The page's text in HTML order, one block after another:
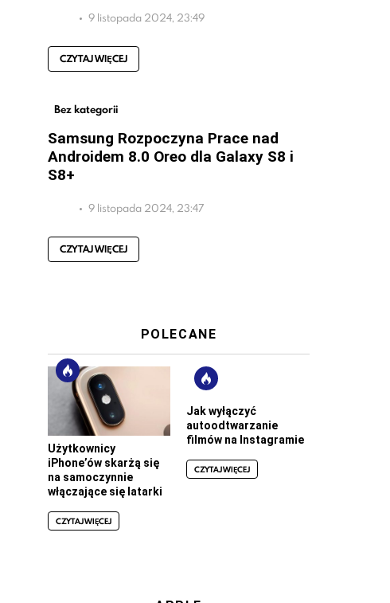
9 listopada 2024, 23:49
CZYTAJ WIĘCEJ
Bez kategorii
Samsung Rozpoczyna Prace nad
Androidem 8.0 Oreo dla Galaxy S8 i
S8+
9 listopada 2024, 23:47
CZYTAJ WIĘCEJ
POLECANE
Użytkownicy
iPhone’ów skarżą się
na samoczynnie
włączające się latarki
CZYTAJ WIĘCEJ
Jak wyłączyć
autoodtwarzanie
filmów na Instagramie
CZYTAJ WIĘCEJ